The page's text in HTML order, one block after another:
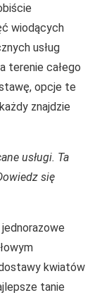
wiodących
usług
terenie całego
opcje te
znajdzie
usługi. Ta
się
kwiatów
tanie